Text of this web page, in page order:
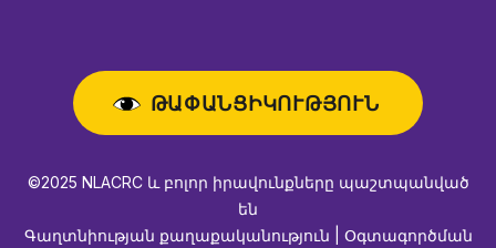
ԹԱՓԱՆՑԻԿՈՒԹՅՈՒՆ
©2025 NLACRC և բոլոր իրավունքները պաշտպանված
են
Գաղտնիության քաղաքականություն | Օգտագործման